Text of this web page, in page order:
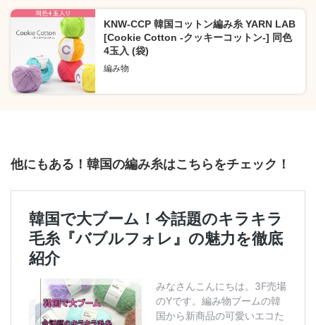
KNW-CCP 韓国コットン編み糸 YARN LAB
[Cookie Cotton -クッキーコットン-] 同色
4玉入 (袋)
編み物
他にもある！韓国の編み糸はこちらをチェック！